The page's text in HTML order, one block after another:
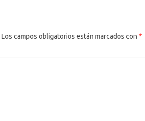
Los campos obligatorios están marcados con *